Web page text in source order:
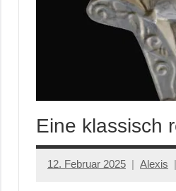
Eine klassisch
12. Februar 2025 Alexis